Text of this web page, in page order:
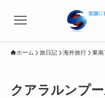
ホーム 旅日記 海外旅行 東南
クアラルンプ